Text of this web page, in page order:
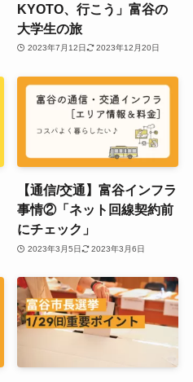
KYOTO、行こう」富谷の
大学生の旅
2023年7月12日 2023年12月20日
【通信/交通】富谷インフラ
事情②「ネット回線契約前
にチェック」
2023年3月5日 2023年3月6日